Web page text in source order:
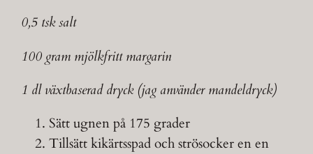
0,5 tsk salt
100 gram mjölkfritt margarin
1 dl växtbaserad dryck (jag använder mandeldryck)
Sätt ugnen på 175 grader
Tillsätt kikärtsspad och strösocker en en